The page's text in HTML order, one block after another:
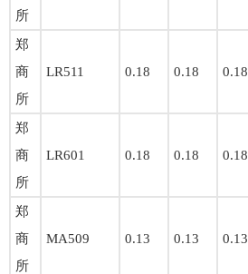
所
郑
商
所
LR511 0.18 0.18 0.18
郑
商
所
LR601 0.18 0.18 0.18
郑
商
所
MA509 0.13 0.13 0.13